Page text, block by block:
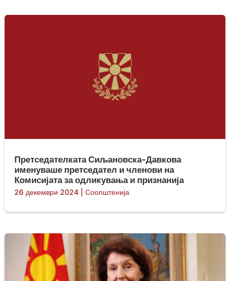
Претседателката Сиљановска-Давкова
именуваше претседател и членови на
Комисијата за одликувања и признанија
26 декември 2024| Соопштенија